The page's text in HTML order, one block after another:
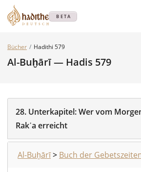
BETA
Bücher Hadithi 579
Al-Buḫārī — Hadis 579
28. Unterkapitel:Wer vom
Rakʿa erreicht
Al-Buḫārī> Buch der